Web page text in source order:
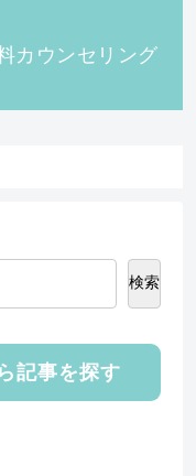
カウンセリング
検索
記事を探す